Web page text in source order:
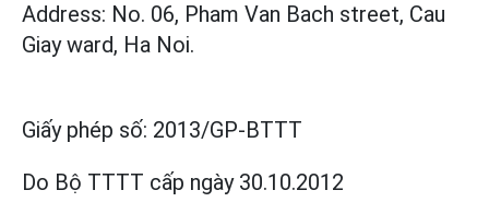
Address: No. 06, Pham Van Bach street, Cau
Giay ward, Ha Noi.
Giấy phép số: 2013/GP-BTTT
Do Bộ TTTT cấp ngày 30.10.2012